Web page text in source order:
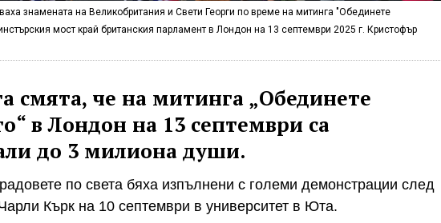
знамената на Великобритания и Свети Георги по време на митинга "Обединете
мост край британския парламент в Лондон на 13 септември 2025 г. Кристофър
смята, че на митинга „Обединете
в Лондон на 13 септември са
до 3 милиона души.
по света бяха изпълнени с големи демонстрации след
Кърк на 10 септември в университет в Юта.